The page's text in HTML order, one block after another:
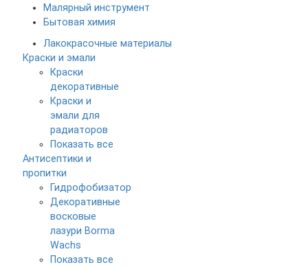
Малярный инструмент
Бытовая химия
Лакокрасочные материалы
Краски и эмали
Краски
декоративные
Краски и
эмали для
радиаторов
Показать все
Антисептики и
пропитки
Гидрофобизатор
Декоративные
восковые
лазури Borma
Wachs
Показать все